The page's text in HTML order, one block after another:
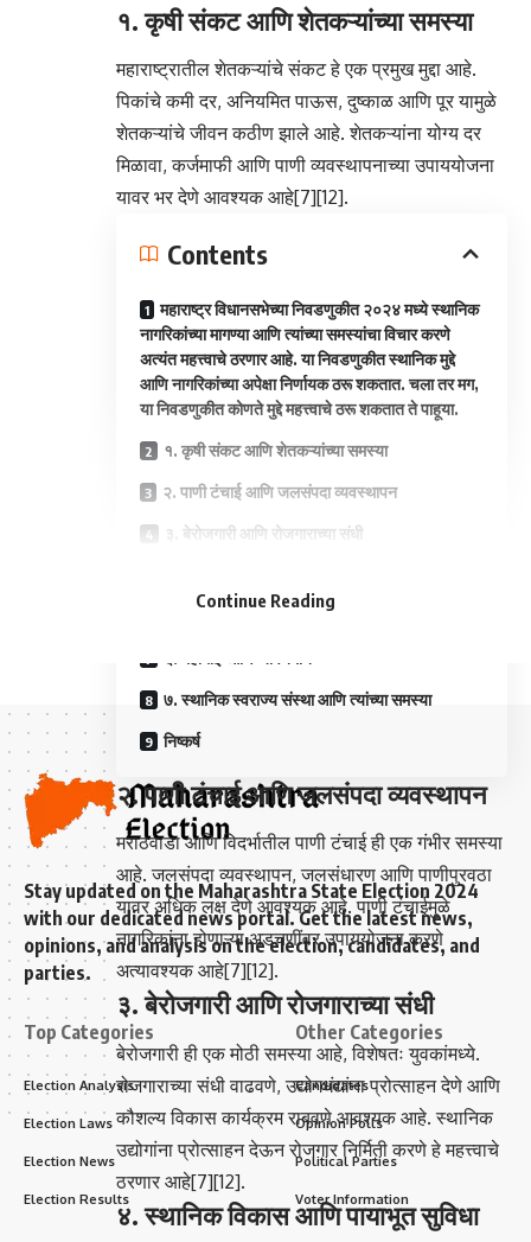
१. कृषी संकट आणि शेतकऱ्यांच्या समस्या
महाराष्ट्रातील शेतकऱ्यांचे संकट हे एक प्रमुख मुद्दा आहे.
पिकांचे कमी दर, अनियमित पाऊस, दुष्काळ आणि पूर यामुळे
शेतकऱ्यांचे जीवन कठीण झाले आहे. शेतकऱ्यांना योग्य दर
मिळावा, कर्जमाफी आणि पाणी व्यवस्थापनाच्या उपाययोजना
यावर भर देणे आवश्यक आहे[7][12].
Contents
महाराष्ट्र विधानसभेच्या निवडणुकीत २०२४ मध्ये स्थानिक
नागरिकांच्या मागण्या आणि त्यांच्या समस्यांचा विचार करणे
अत्यंत महत्त्वाचे ठरणार आहे. या निवडणुकीत स्थानिक मुद्दे
आणि नागरिकांच्या अपेक्षा निर्णायक ठरू शकतात. चला तर मग,
या निवडणुकीत कोणते मुद्दे महत्त्वाचे ठरू शकतात ते पाहूया.
१. कृषी संकट आणि शेतकऱ्यांच्या समस्या
२. पाणी टंचाई आणि जलसंपदा व्यवस्थापन
३. बेरोजगारी आणि रोजगाराच्या संधी
५. मराठा आरक्षण आणि जातीय समीकरणे
७. स्थानिक स्वराज्य संस्था आणि त्यांच्या समस्या
निष्कर्ष
२. पाणी टंचाई आणि जलसंपदा व्यवस्थापन
मराठवाडा आणि विदर्भातील पाणी टंचाई ही एक गंभीर समस्या
आहे. जलसंपदा व्यवस्थापन, जलसंधारण आणि पाणीपुरवठा
यावर अधिक लक्ष देणे आवश्यक आहे. पाणी टंचाईमुळे
नागरिकांना होणाऱ्या अडचणींवर उपाययोजना करणे
अत्यावश्यक आहे[7][12].
३. बेरोजगारी आणि रोजगाराच्या संधी
बेरोजगारी ही एक मोठी समस्या आहे, विशेषतः युवकांमध्ये.
रोजगाराच्या संधी वाढवणे, उद्योगधंद्यांना प्रोत्साहन देणे आणि
कौशल्य विकास कार्यक्रम राबवणे आवश्यक आहे. स्थानिक
उद्योगांना प्रोत्साहन देऊन रोजगार निर्मिती करणे हे महत्त्वाचे
ठरणार आहे[7][12].
४. स्थानिक विकास आणि पायाभूत सुविधा
Continue Reading
Stay updated on the Maharashtra State Election 2024
with our dedicated news portal. Get the latest news,
opinions, and analysis on the election, candidates, and
parties.
Top Categories
Election Analysis
Election Laws
Election News
Election Results
Other Categories
Candidates
Opinion Polls
Political Parties
Voter Information